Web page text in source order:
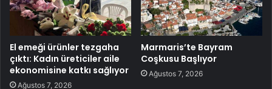
El emeği ürünler tezgaha
çıktı: Kadın üreticiler aile
ekonomisine katkı sağlıyor
Ağustos 7, 2026
Marmaris’te Bayram
Coşkusu Başlıyor
Ağustos 7, 2026